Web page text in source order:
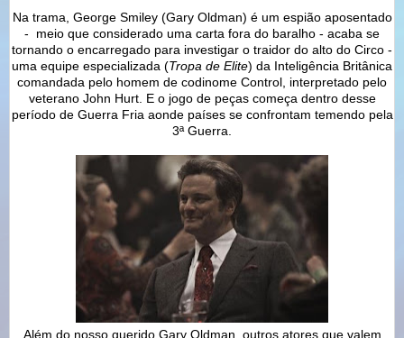
Na trama, George Smiley (Gary Oldman) é um espião aposentado
- meio que considerado uma carta fora do baralho - acaba se
tornando o encarregado para investigar o traidor do alto do Circo -
uma equipe especializada (Tropa de Elite) da Inteligência Britânica
comandada pelo homem de codinome Control, interpretado pelo
veterano John Hurt. E o jogo de peças começa dentro desse
período de Guerra Fria aonde países se confrontam temendo pela
3ª Guerra.
Além do nosso querido Gary Oldman, outros atores que valem